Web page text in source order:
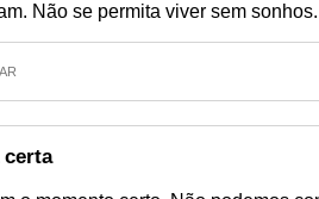
Não se permita viver sem sonhos.
certa